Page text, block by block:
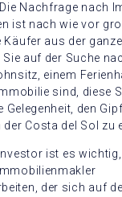
Nachfrage nach
ist nach wie vor
aus der
auf der Suche
einem
sind, diese
Gelegenheit, den
Costa del Sol zu
ist es
der sich auf